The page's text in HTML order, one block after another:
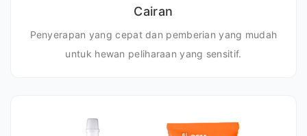
Cairan
Penyerapan yang cepat dan pemberian yang mudah
untuk hewan peliharaan yang sensitif.